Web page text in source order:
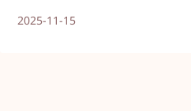
2025-11-15